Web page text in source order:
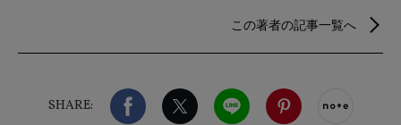
ー歴9年。病気や疾患の解説、予防・治療法、健康の
に立つ医療情報を生活者目線で提供することをモッ
トーにしており、“いつもあなたの健康のそばにいる”
この著者の記事一覧へ
SHARE:
Facebook X（旧twitter）
LINE